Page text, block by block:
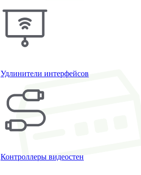
Удлинители интерфейсов
Контроллеры видеостен